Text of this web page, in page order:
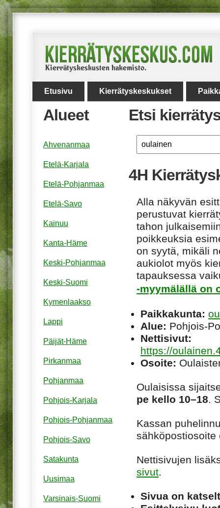
Etusivu Kierrätyskeskukset
Etsi
4H
Alla näkyvän
perustuvat
tahon
poikkeuksia
on syytä, mikäli
aukiolot myös
tapauksessa
-myymälällä on
Paikkakunta:
Alue: Pohjois-
Nettisivut:
https://
Osoite:
Oulaisissa
pe kello 10–18.
Kassan
sähköpostiosoite
Nettisivujen
sivut.
Sivua on
Alueet
Ahvenanmaa
Etelä-Karjala
Etelä-Pohjanmaa
Etelä-Savo
Kainuu
Kanta-Häme
Keski-Pohjanmaa
Keski-Suomi
Kymenlaakso
Lappi
Päijät-Häme
Pirkanmaa
Pohjanmaa
Pohjois-Karjala
Pohjois-Pohjanmaa
Pohjois-Savo
Satakunta
Uusimaa
Varsinais-Suomi